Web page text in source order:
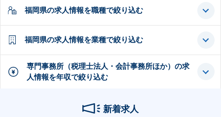
福岡県の求人情報を職種で絞り込む
福岡県の求人情報を業種で絞り込む
専門事務所（税理士法人・会計事務所ほか）の求
人情報を年収で絞り込む
新着求人